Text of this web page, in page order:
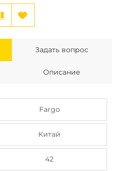
Задать вопрос
Описание
Fargo
Китай
42